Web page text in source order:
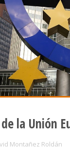
la Unión
Montañez Roldán